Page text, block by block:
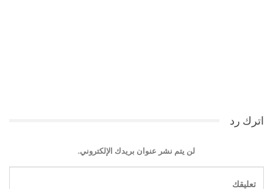
اترك رد
لن يتم نشر عنوان بريدك الإلكتروني.